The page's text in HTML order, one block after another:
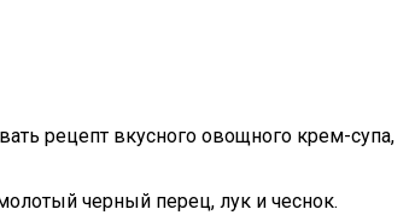
рецепт вкусного овощного крем-супа,
черный перец, лук и чеснок.